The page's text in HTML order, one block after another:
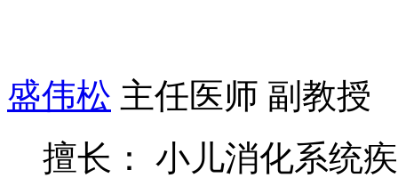
盛伟松 主任医师 副教授
擅长： 小儿消化系统